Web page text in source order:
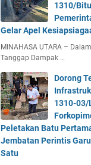
1310/
Gelar Apel
MINAHASA UTARA –
Tanggap Dampak …
Dorong
1310-03/
Peletakan Batu
Jembatan Perintis
Satu